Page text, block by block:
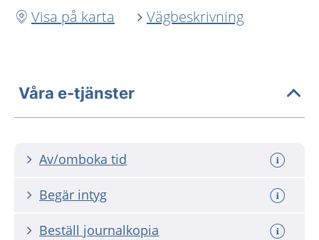
Visa på karta
Vägbeskrivning
Våra e-tjänster
Av/omboka tid
Begär intyg
Beställ journalkopia